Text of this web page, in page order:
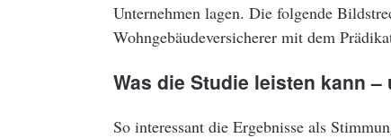
Unternehmen lagen. Die folgende
Wohngebäudeversicherer mit dem
Was die Studie leisten kann
So interessant die Ergebnisse als